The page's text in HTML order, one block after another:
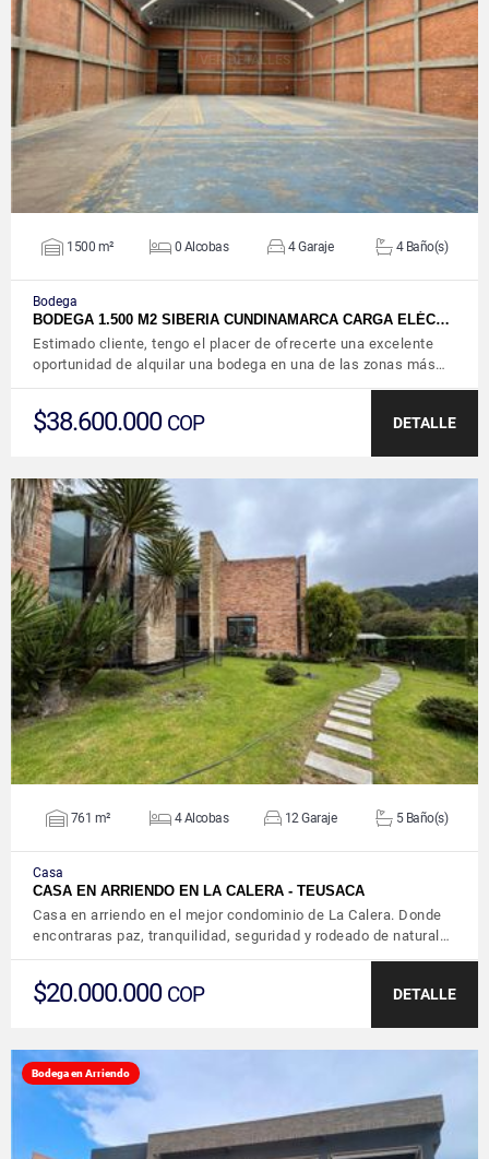
VER DETALLES
1500 m² 0 Alcobas 4 Garaje 4 Baño(s)
Bodega
BODEGA 1.500 M2 SIBERIA CUNDINAMARCA CARGA ELÉC…
Estimado cliente, tengo el placer de ofrecerte una excelente
oportunidad de alquilar una bodega en una de las zonas más…
$38.600.000 COP DETALLE
VER DETALLES
761 m² 4 Alcobas 12 Garaje 5 Baño(s)
Casa
CASA EN ARRIENDO EN LA CALERA - TEUSACA
Casa en arriendo en el mejor condominio de La Calera. Donde
encontraras paz, tranquilidad, seguridad y rodeado de natural…
$20.000.000 COP DETALLE
Bodega en Arriendo